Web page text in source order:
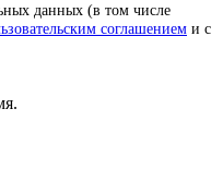
данных (в том числе
соглашением и с